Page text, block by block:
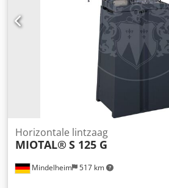
Mindelheim 517 km
Horizontale lintzaag
MIOTAL® S 125 G